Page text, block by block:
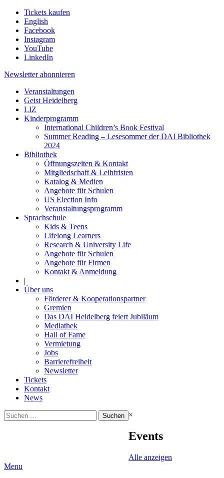
Tickets kaufen
English
Facebook
Instagram
YouTube
LinkedIn
Newsletter abonnieren
Veranstaltungen
Geist Heidelberg
LIZ
Kinderprogramm
International Children’s Book Festival
Summer Reading – Lesesommer der DAI Bibliothek
2024
Bibliothek
Öffnungszeiten & Kontakt
Mitgliedschaft & Leihfristen
Katalog & Medien
Angebote für Schulen
US Election Info
Veranstaltungsprogramm
Sprachschule
Kids & Teens
Lifelong Learners
Research & University Life
Angebote für Schulen
Angebote für Firmen
Kontakt & Anmeldung
|
Über uns
Förderer & Kooperationspartner
Gremien
Das DAI Heidelberg feiert Jubiläum
Mediathek
Hall of Fame
Vermietung
Jobs
Barrierefreiheit
Newsletter
Tickets
Kontakt
News
Suchen
nach:
×
Events
Alle anzeigen
Menu